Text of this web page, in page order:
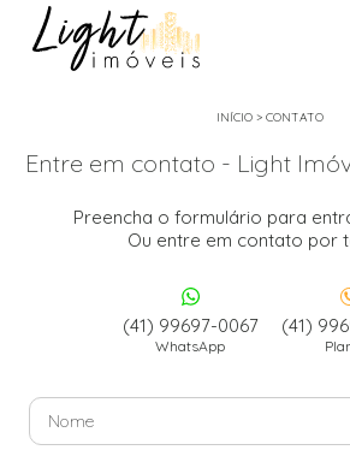
INÍCIO> CONTATO
Entre em contato - Light
Preencha o formulário para
Ou entre em contato por
(41) 99697-0067
WhatsApp
(41)